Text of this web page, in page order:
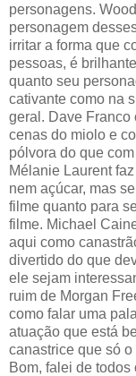
personagens.
personagem
irritar a forma que
pessoas, é
quanto seu
cativante como na
geral. Dave Franco
cenas do miolo e
pólvora do que
Mélanie Laurent
nem açúcar, mas
filme quanto para
filme. Michael
aqui como
divertido do que
ele sejam
ruim de Morgan
como falar uma
atuação que está
canastrice que só o
Bom, falei de